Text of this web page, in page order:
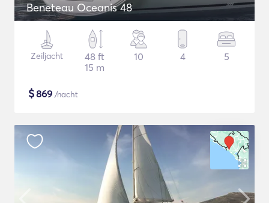
Beneteau Oceanis 48
Zeiljacht
48 ft
15 m
10 4 5
$869 /nacht